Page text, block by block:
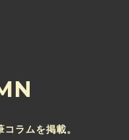
ラムを掲載。